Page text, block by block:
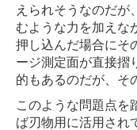
えられそうなのだが
むような力を加えな
押し込んだ場合にそ
ージ測定面が直接摺
的もあるのだが、そ
このような問題点を
ば刃物用に活用され